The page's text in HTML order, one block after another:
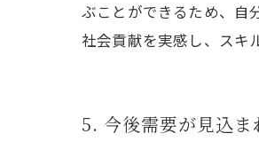
ぶことができるため、自
社会貢献を実感し、スキ
5. 今後需要が見込